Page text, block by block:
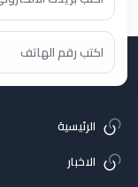
الرئيسية
الاخبار